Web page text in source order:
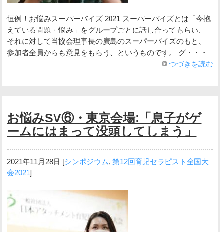
恒例！お悩みスーパーバイズ 2021 スーパーバイズとは「今抱
えている問題・悩み」をグループごとに話し合ってもらい、
それに対して当協会理事長の廣島のスーパーバイズのもと、
参加者全員からも意見をもらう、というものです。 グ・・・
つづきを読む
お悩みSV⑥・東京会場:「息子がゲ
ームにはまって没頭してしまう」
2021年11月28日 [シンポジウム,第12回育児セラピスト全国大
会2021]